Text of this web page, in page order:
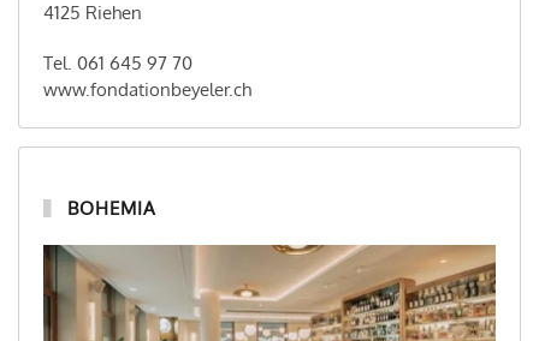
4125 Riehen
Tel. 061 645 97 70
www.fondationbeyeler.ch
BOHEMIA